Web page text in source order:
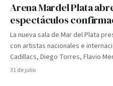
Arena Mardel Plata
espectáculos
La nueva sala de Mar del Plata
con artistas nacionales e
Cadillacs, Diego Torres, Flavio
31 de julio